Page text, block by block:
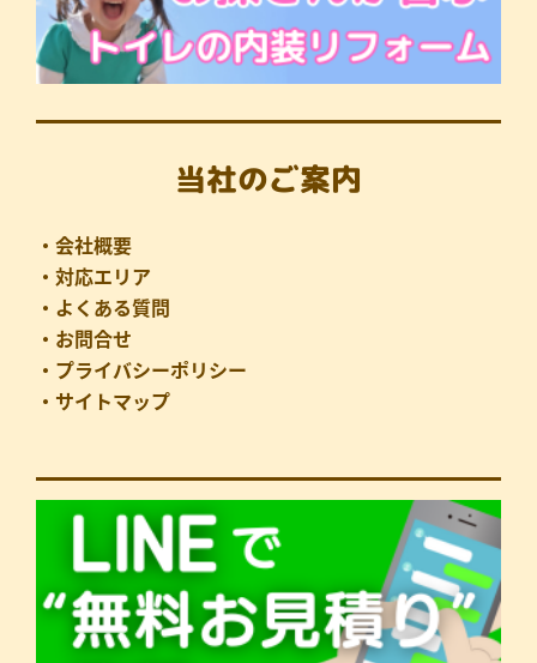
当社のご案内
・会社概要
・対応エリア
・よくある質問
・お問合せ
・プライバシーポリシー
・サイトマップ